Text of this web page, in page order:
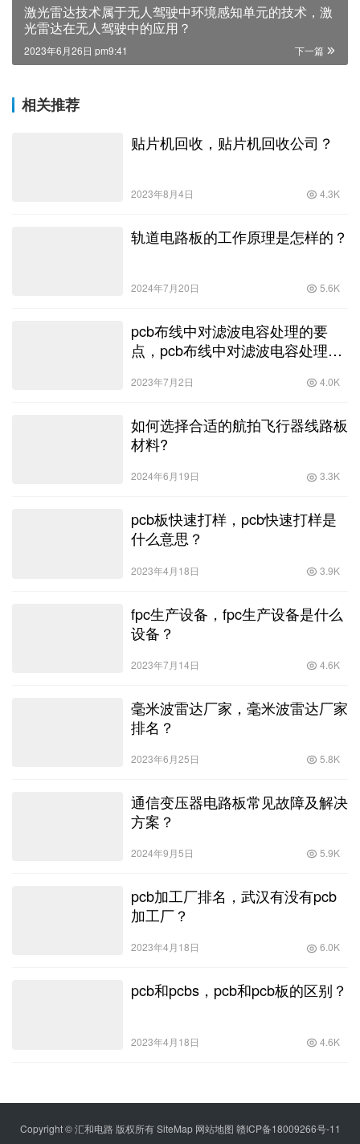
激光雷达技术属于无人驾驶中环境感知单元的技术，激
光雷达在无人驾驶中的应用？
下一篇
2023年6月26日 pm9:41
相关推荐
贴片机回收，贴片机回收公司？
2023年8月4日 4.3K
轨道电路板的工作原理是怎样的？
2024年7月20日 5.6K
pcb布线中对滤波电容处理的要
点，pcb布线中对滤波电容处理的
2023年7月2日 4.0K
如何选择合适的航拍飞行器线路板
材料?
2024年6月19日 3.3K
pcb板快速打样，pcb快速打样是
什么意思？
2023年4月18日 3.9K
fpc生产设备，fpc生产设备是什么
设备？
2023年7月14日 4.6K
毫米波雷达厂家，毫米波雷达厂家
排名？
2023年6月25日 5.8K
通信变压器电路板常见故障及解决
方案？
2024年9月5日 5.9K
pcb加工厂排名，武汉有没有pcb
加工厂？
2023年4月18日 6.0K
pcb和pcbs，pcb和pcb板的区别？
2023年4月18日 4.6K
Copyright © 汇和电路 版权所有SiteMap 网站地图 赣ICP备18009266号-11